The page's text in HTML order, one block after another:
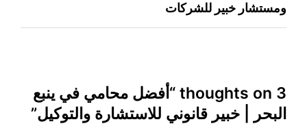
ومستشار خبير للشركات
3 thoughts on “
أفضل محامي في ينبع
البحر | خبير قانوني للاستشارة والتوكيل”